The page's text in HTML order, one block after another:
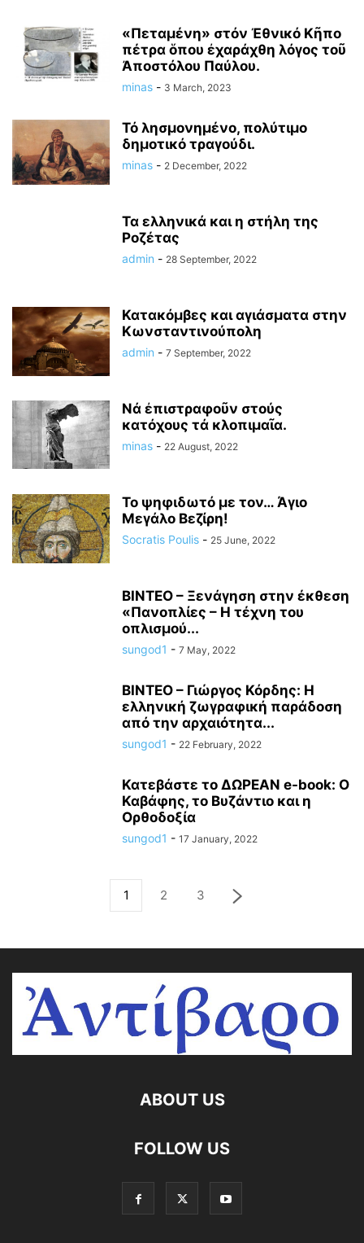
«Πεταμένη» στόν Ἐθνικό Κῆπο
πέτρα ὅπου ἐχαράχθη λόγος τοῦ
Ἀποστόλου Παύλου.
minas - 3 March, 2023
Τό λησμονημένο, πολύτιμο
δημοτικό τραγούδι.
minas - 2 December, 2022
Τα ελληνικά και η στήλη της
Ροζέτας
admin - 28 September, 2022
Κατακόμβες και αγιάσματα στην
Κωνσταντινούπολη
admin - 7 September, 2022
Νά ἐπιστραφοῦν στούς
κατόχους τά κλοπιμαῖα.
minas - 22 August, 2022
Το ψηφιδωτό με τον… Άγιο
Μεγάλο Βεζίρη!
Socratis Poulis - 25 June, 2022
ΒΙΝΤΕΟ – Ξενάγηση στην έκθεση
«Πανοπλίες – Η τέχνη του
οπλισμού...
sungod1 - 7 May, 2022
ΒΙΝΤΕΟ – Γιώργος Κόρδης: Η
ελληνική ζωγραφική παράδοση
από την αρχαιότητα...
sungod1 - 22 February, 2022
Κατεβάστε το ΔΩΡΕΑΝ e-book: Ο
Καβάφης, το Βυζάντιο και η
Ορθοδοξία
sungod1 - 17 January, 2022
1 2 3
ABOUT US
FOLLOW US